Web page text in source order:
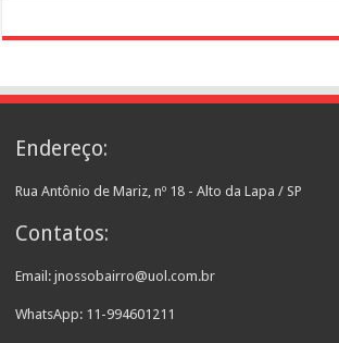
Endereço:
Rua Antônio de Mariz, nº 18 - Alto da Lapa / SP
Contatos:
Email: jnossobairro@uol.com.br
WhatsApp: 11-994601211